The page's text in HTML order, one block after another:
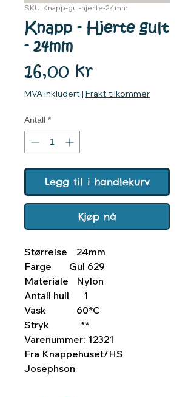
SKU: Knapp-gul-hjerte-24mm
Knapp - Hjerte gult
- 24mm
16,00 krPris
MVA Inkludert | Frakt tilkommer
Antall *
Legg til i handlekurv
Kjøp nå
Størrelse
24mm
Farge
Gul 629
Materiale Nylon
Antall hull 1
Vask
60*C
Stryk
**
Varenummer: 12321
Fra Knappehuset/HS
Josephson